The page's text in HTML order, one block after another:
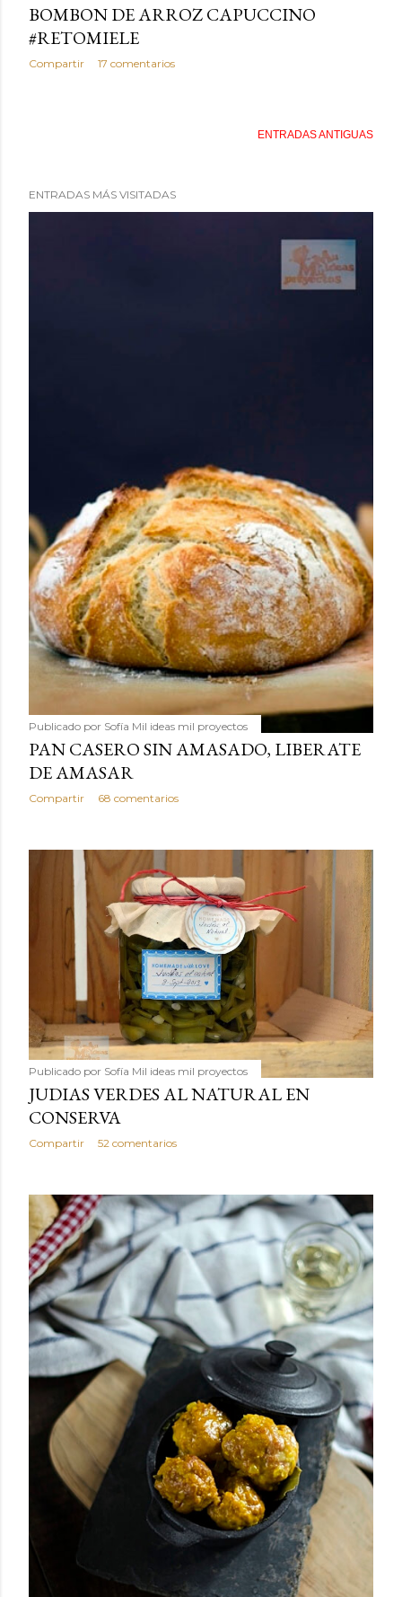
BOMBON DE ARROZ CAPUCCINO
#RETOMIELE
Compartir 17 comentarios
ENTRADAS ANTIGUAS
ENTRADAS MÁS VISITADAS
Publicado por Sofía Mil ideas mil proyectos
PAN CASERO SIN AMASADO, LIBERATE
DE AMASAR
Compartir 68 comentarios
Publicado por Sofía Mil ideas mil proyectos
JUDIAS VERDES AL NATURAL EN
CONSERVA
Compartir 52 comentarios